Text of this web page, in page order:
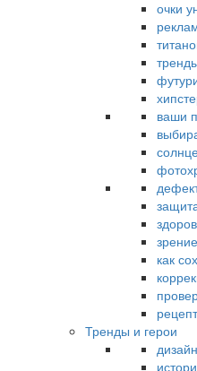
очки
ваши
как
Тренды и герои